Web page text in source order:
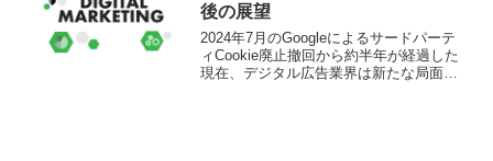
後の展望
2024年7月のGoogleによるサードパーテ
ィCookie廃止撤回から約半年が経過した
現在、デジタル広告業界は新たな局面を